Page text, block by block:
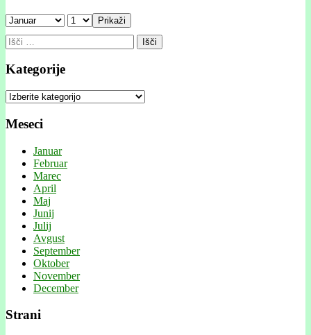
Prikaži
Išči:
Kategorije
Kategorije
Meseci
Januar
Februar
Marec
April
Maj
Junij
Julij
Avgust
September
Oktober
November
December
Strani